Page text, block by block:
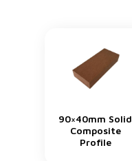
90×40mm Solid
Composite
Profile